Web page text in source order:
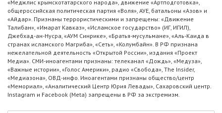
«Меджлис крымскотатарского народа», движение «Артподготовка»,
общероссийская политическая партия «Воля», АУЕ, батальоны «Азов» и
«Айдар». Признаны террористическими и запрещены: «Движение
Талибан», «Имарат Кавказ», «Исламское государство» (ИГ, ИГИЛ),
Джебхад-ан-Нусра, «АУМ Синрике», «Братья-мусульмане», «Аль-Каида в
странах исламского Магриба», «Сеть», «Колумбайн». В РФ признана
нежелательной деятельность «Открытой России», издания «Проект
Медиа». СМИ-иноагентами признаны: телеканал «Дождь», «Медуза»,
«Важные истории», «Голос Америки», радио «Свобода», The Insider,
«Медиазона», ОВД-инфо. Иноагентами признаны общество/центр
«Мемориал», «Аналитический Центр Юрия Левады», Сахаровский центр.
Instagram и Facebook (Metа) запрещены в РФ за экстремизм.